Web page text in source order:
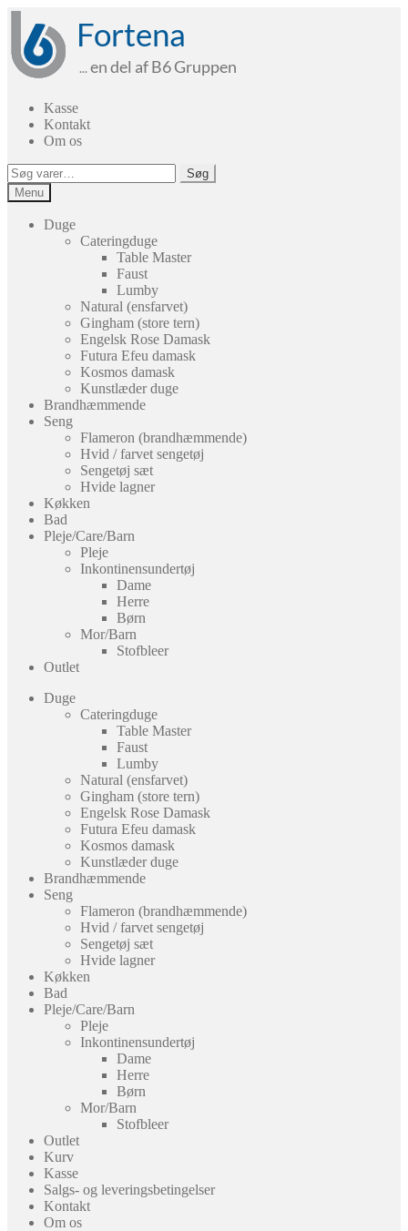
Spring
navigation
Spring
indhold
Kasse
Kontakt
Om os
Søg
efter:
Søg
Menu
Duge
Cateringduge
Table Master
Faust
Lumby
Natural (ensfarvet)
Gingham (store tern)
Engelsk Rose Damask
Futura Efeu damask
Kosmos damask
Kunstlæder duge
Brandhæmmende
Seng
Flameron (brandhæmmende)
Hvid / farvet sengetøj
Sengetøj sæt
Hvide lagner
Køkken
Bad
Pleje/Care/Barn
Pleje
Inkontinensundertøj
Dame
Herre
Børn
Mor/Barn
Stofbleer
Outlet
Duge
Cateringduge
Table Master
Faust
Lumby
Natural (ensfarvet)
Gingham (store tern)
Engelsk Rose Damask
Futura Efeu damask
Kosmos damask
Kunstlæder duge
Brandhæmmende
Seng
Flameron (brandhæmmende)
Hvid / farvet sengetøj
Sengetøj sæt
Hvide lagner
Køkken
Bad
Pleje/Care/Barn
Pleje
Inkontinensundertøj
Dame
Herre
Børn
Mor/Barn
Stofbleer
Outlet
Kurv
Kasse
Salgs- og leveringsbetingelser
Kontakt
Om os